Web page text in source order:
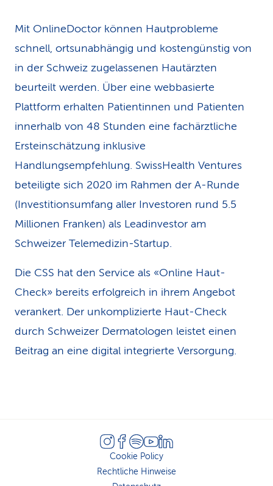
Mit OnlineDoctor können Hautprobleme
schnell, ortsunabhängig und kostengünstig von
in der Schweiz zugelassenen Hautärzten
beurteilt werden. Über eine webbasierte
Plattform erhalten Patientinnen und Patienten
innerhalb von 48 Stunden eine fachärztliche
Ersteinschätzung inklusive
Handlungsempfehlung. SwissHealth Ventures
beteiligte sich 2020 im Rahmen der A-Runde
(Investitionsumfang aller Investoren rund 5.5
Millionen Franken) als Leadinvestor am
Schweizer Telemedizin-Startup.
Die CSS hat den Service als «Online Haut-
Check» bereits erfolgreich in ihrem Angebot
verankert. Der unkomplizierte Haut-Check
durch Schweizer Dermatologen leistet einen
Beitrag an eine digital integrierte Versorgung.
Cookie Policy
Rechtliche Hinweise